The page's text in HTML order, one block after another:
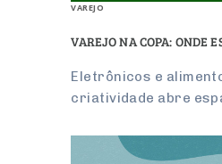
VAREJO
VAREJO NA COPA: ONDE
Eletrônicos e
criatividade abre